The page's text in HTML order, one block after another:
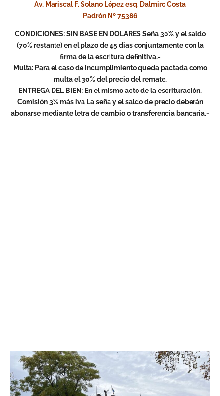
Av. Mariscal F. Solano López esq. Dalmiro Costa
Padrón Nº 75386
CONDICIONES: SIN BASE EN DOLARES Seña 30% y el saldo
(70% restante) en el plazo de 45 dias conjuntamente con la
firma de la escritura definitiva.-
Multa: Para el caso de incumplimiento queda pactada como
multa el 30% del precio del remate.
ENTREGA DEL BIEN: En el mismo acto de la escrituración.
Comisión 3% más iva La seña y el saldo de precio deberán
abonarse mediante letra de cambio o transferencia bancaria.-